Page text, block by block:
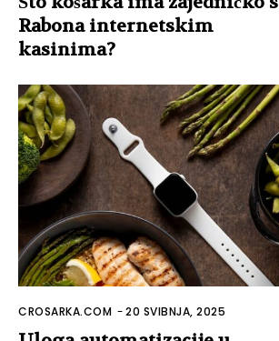
Rabona internetskim
kasinima?
CROSARKA.COM -20 SVIBNJA, 2025